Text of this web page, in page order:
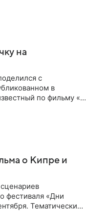
на
с
в
по фильму «О
о Кипре и
фестиваля «Дни
Тематически